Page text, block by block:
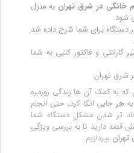
خانگی در شرق تهرانبه منزل
شود.
دستگاه برای شما شرح داده شد
گارانتی و فاکتور کتبی به شما
شرق تهران
که به کمک آن ها زندگی روزمره
هر جایی اتکا کرد، حتی انجام
تر شدن مشکل دستگاه شما
قصد دارید تا به بررسی ویژگی
تهران بپردازیم: